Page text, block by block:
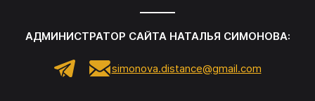
АДМИНИСТРАТОР САЙТА НАТАЛЬЯ СИМОНОВА:
simonova.distance@gmail.com